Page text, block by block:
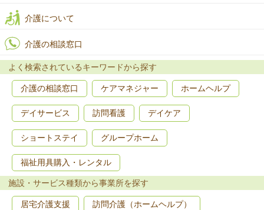
介護について
介護の相談窓口
よく検索されているキーワードから探す
介護の相談窓口 ケアマネジャー ホームヘルプ
デイサービス 訪問看護 デイケア
ショートステイ グループホーム
福祉用具購入・レンタル
施設・サービス種類から事業所を探す
居宅介護支援 訪問介護（ホームヘルプ）